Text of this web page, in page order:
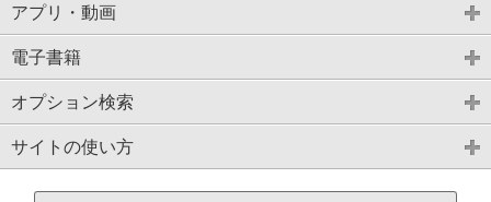
アプリ・動画
電子書籍
オプション検索
サイトの使い方